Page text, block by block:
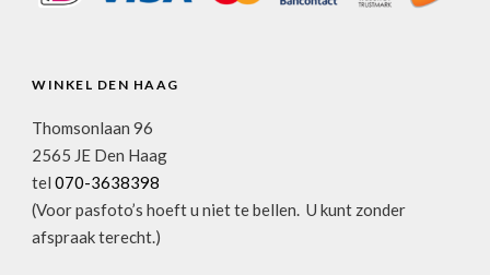
WINKEL DEN HAAG
Thomsonlaan 96
2565 JE Den Haag
tel 070-3638398
(Voor pasfoto’s hoeft u niet te bellen. U kunt zonder
afspraak terecht.)